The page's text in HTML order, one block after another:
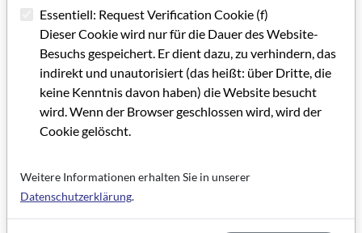
der Fall ist”. Er war es auch, der sich noch beim Grand Prix von
Barcelona ver­wundert darüber äußerte, wieso alle vom
überragenden Könner Senna geredet hatten als dieser
vergangenes Jahr seinem 3. WM-Titel entgege­nfuhr, heute
aber, wo Mansell fünf Mal hintereinander siegte, alle nur von
Williams - also dem Wagen - sprechen. Dabei zeigt gerade das,
wo­rum es heute geht. Nicht mehr, wie im Kino, bei zum
Maschinen/Menschen, also den Sieger und den Besiegten,
sondern um die Überwindung von gerade noch moderner
Technologie hin zur hyper­modernen. Das rein menschliche
Essentiell: Request Verification Cookie (f)
Dieser Cookie wird nur für die Dauer des Website-
Besuchs gespeichert. Er dient dazu, zu verhindern, das
indirekt und unautorisiert (das heißt: über Dritte, die
keine Kenntnis davon haben) die Website besucht
wird. Wenn der Browser geschlossen wird, wird der
Cookie gelöscht.
Weitere Informationen erhalten Sie in unserer
Datenschutzerklärung.